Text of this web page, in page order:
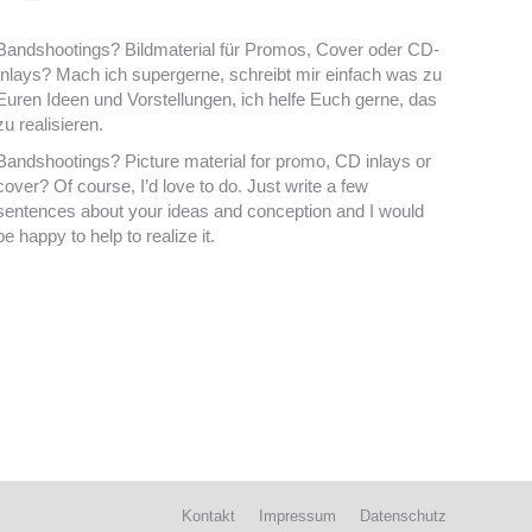
Bildmaterial für Promos, Cover oder CD-
Mach ich supergerne, schreibt mir einfach was zu
Ideen und Vorstellungen, ich helfe Euch gerne, das
realisieren.
Picture material for promo, CD inlays or
Of course, I’d love to do. Just write a few
about your ideas and conception and I would
happy to help to realize it.
Kontakt Impressum Datenschutz